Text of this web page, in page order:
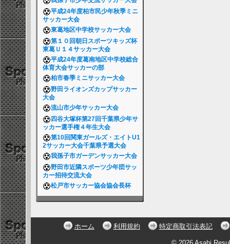
平成24年度柏市民少年秋季ミニ
サッカー大会
東葛地区中学校サッカー大会
第１０回朝日スポーツキッズ杯
東葛Ｕ１４サッカー大会
平成24年度葛南地区中学校総合
体育大会サッカーの部
柏市春季ミニサッカー大会
野田ライオンズカップサッカー
大会
流山市少年サッカー大会
四谷大塚杯第27回千葉県少年サ
ッカー選手権４年生大会
第10回関東ガールズ・エイトU1
2サッカー大会千葉県予選大会
我孫子市ガーデンサッカー大会
野田市近隣スポーツ少年団サッ
カー招待交流大会
松戸市サッカー協会協会長杯
ホーム 利用規約 特定商取引法表記